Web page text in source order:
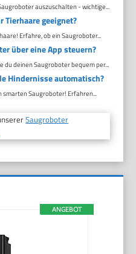
auszuschalten - wichtige...
Tierhaare geeignet?
Erfahre, ob ein Saugroboter...
über eine App steuern?
du deinen Saugroboter bequem per...
Hindernisse automatisch?
smarten Saugroboter! Erfahren...
Saugroboter
ANGEBOT